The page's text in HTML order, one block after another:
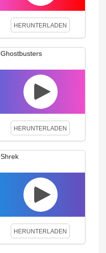
HERUNTERLADEN
Ghostbusters
HERUNTERLADEN
Shrek
HERUNTERLADEN